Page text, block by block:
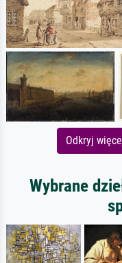
Odkryj
Wybrane